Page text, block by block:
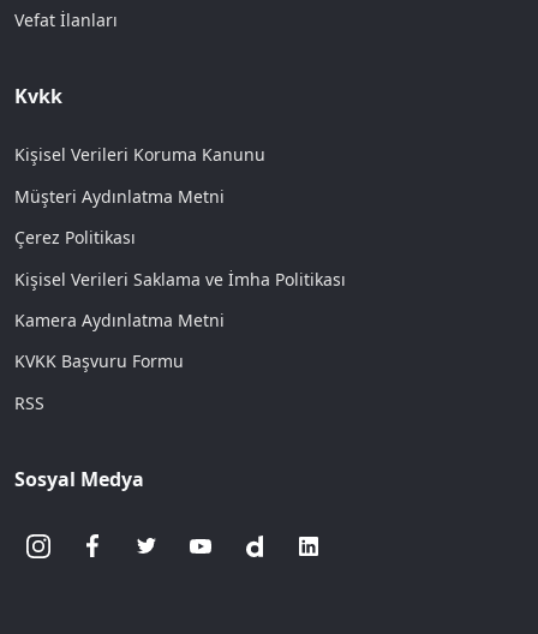
Vefat İlanları
Kvkk
Kişisel Verileri Koruma Kanunu
Müşteri Aydınlatma Metni
Çerez Politikası
Kişisel Verileri Saklama ve İmha Politikası
Kamera Aydınlatma Metni
KVKK Başvuru Formu
RSS
Sosyal Medya